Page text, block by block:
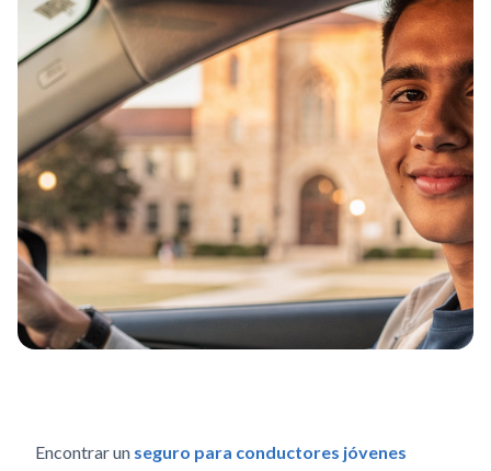
Encontrar un seguro para conductores jóvenes